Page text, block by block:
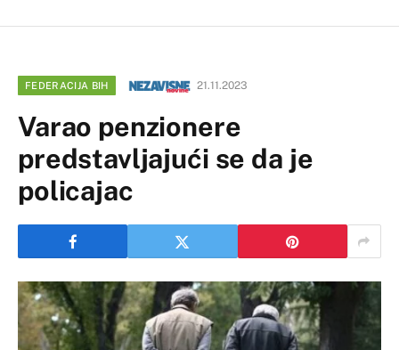
FEDERACIJA BIH 21.11.2023
Varao penzionere
predstavljajući se da je
policajac